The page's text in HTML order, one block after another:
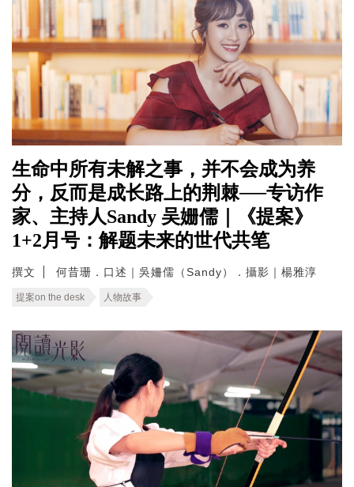
生命中所有未解之事，并不会成为养
分，反而是成长路上的荆棘──专访作
家、主持人Sandy 吴姗儒｜《提案》
1+2月号：解题未来的世代共笔
撰文 何昔珊．口述｜吳姍儒（Sandy）．攝影｜楊雅淳
提案on the desk 人物故事